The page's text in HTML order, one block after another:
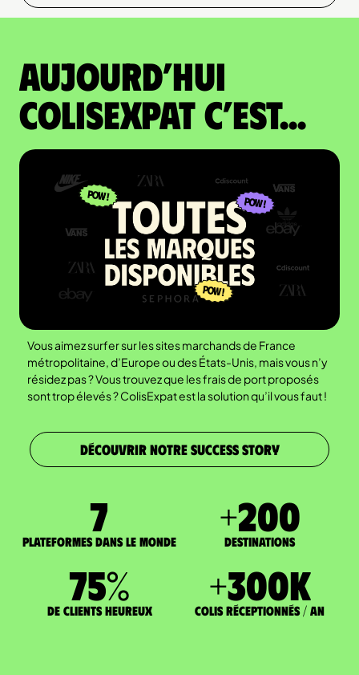
Aujourd’hui
colisexpat c’est...
Vous aimez surfer sur les sites marchands de France
métropolitaine, d’Europe ou des États-Unis, mais vous n’y
résidez pas ? Vous trouvez que les frais de port proposés
sont trop élevés ? ColisExpat est la solution qu’il vous faut !
DÉCOUVRIR NOTRE SUCCESS STORY
7
Plateformes dans le monde
+200
DESTINATIONS
75%
de clients heureux
+300K
Colis réceptionnés / an